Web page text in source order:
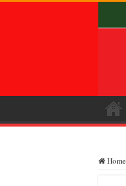
Home